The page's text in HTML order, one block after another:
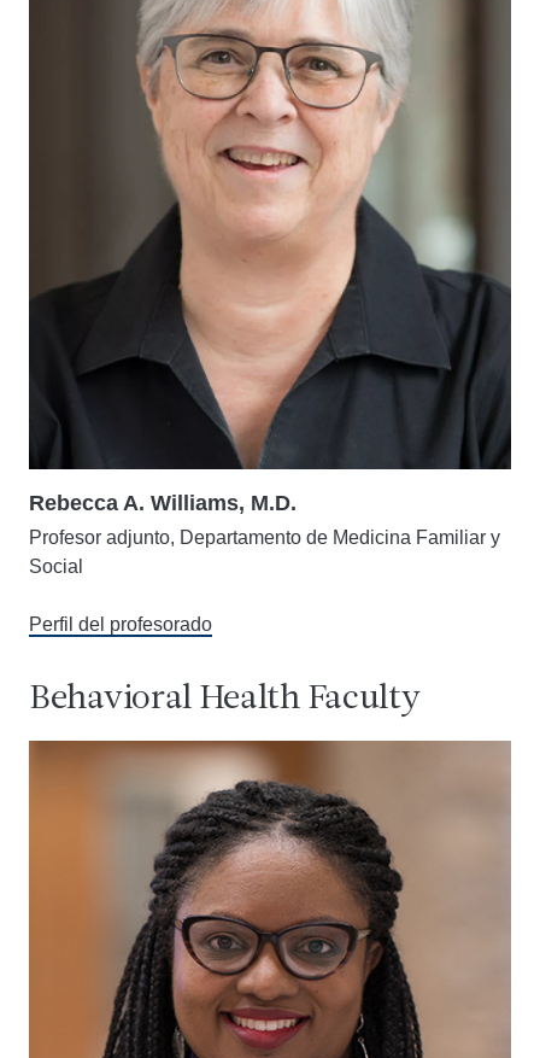
Rebecca A. Williams, M.D.
Profesor adjunto, Departamento de Medicina Familiar y
Social
Perfil del profesorado
Behavioral Health Faculty